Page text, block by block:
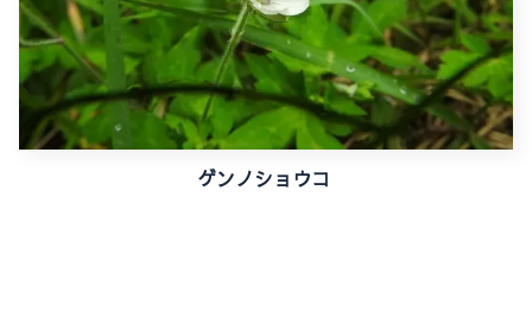
ゲンノショウコ